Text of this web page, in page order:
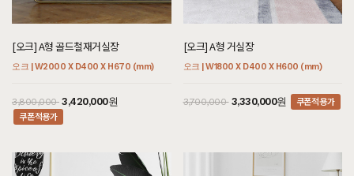
[오크] A형 골드철재거실장
오크 | W2000 X D400 X H670 (mm)
3,800,000 3,420,000원
쿠폰적용가
[오크] A형 거실장
오크 | W1800 X D400 X H600 (mm)
3,700,000 3,330,000원 쿠폰적용가